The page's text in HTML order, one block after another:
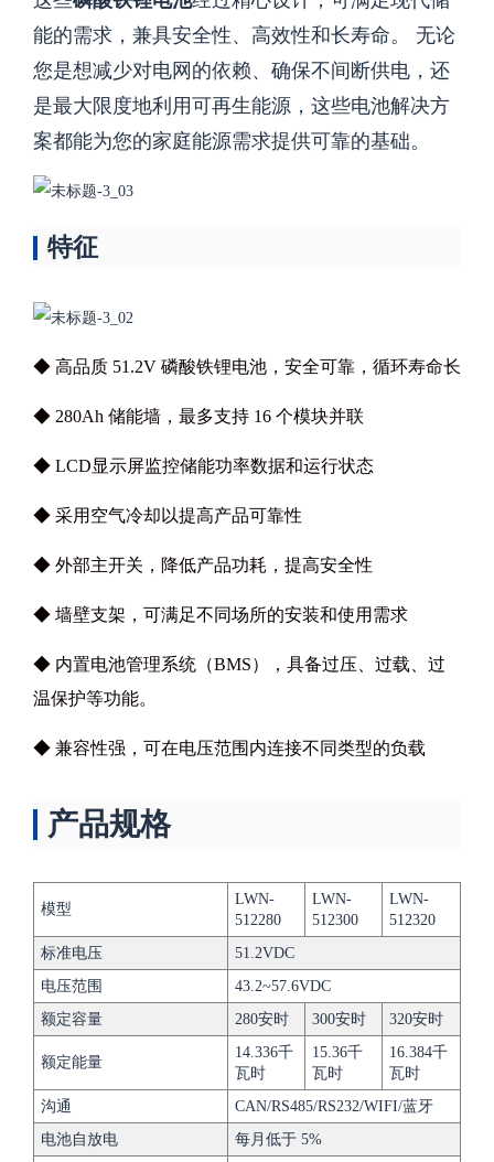
能的需求，兼具安全性、高效性和长寿命。
无论
您是想减少对电网的依赖、确保不间断供电，还
是最大限度地利用可再生能源，这些电池解决方
案都能为您的家庭能源需求提供可靠的基础。
特征
◆ 高品质 51.2V 磷酸铁锂电池，安全可靠，循环寿命长
◆ 280Ah 储能墙，最多支持 16 个模块并联
◆ LCD显示屏监控储能功率数据和运行状态
◆ 采用空气冷却以提高产品可靠性
◆ 外部主开关，降低产品功耗，提高安全性
◆ 墙壁支架，可满足不同场所的安装和使用需求
◆ 内置电池管理系统（BMS），具备过压、过载、过
温保护等功能。
◆ 兼容性强，可在电压范围内连接不同类型的负载
产品规格
模型
LWN-
512280
LWN-
512300
LWN-
512320
标准电压
51.2VDC
电压范围
43.2~57.6VDC
额定容量
280安时 300安时 320安时
额定能量
14.336千
瓦时
15.36千
瓦时
16.384千
瓦时
沟通
CAN/RS485/RS232/WIFI/蓝牙
电池自放电
每月低于 5%